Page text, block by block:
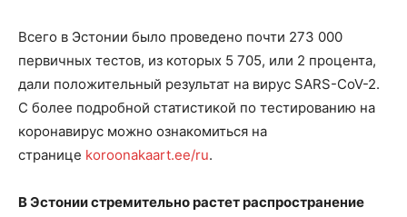
Всего в Эстонии было проведено почти 273 000
первичных тестов, из которых 5 705, или 2 процента,
дали положительный результат на вирус SARS-CoV-2.
С более подробной статистикой по тестированию на
коронавирус можно ознакомиться на
странице koroonakaart.ee/ru.
В Эстонии стремительно растет распространение